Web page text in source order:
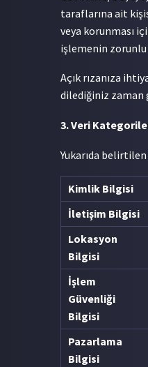
taraflarına ait
veya korunması
işlemenin zorunlu
Açık rızanıza
dilediğiniz zaman
3. Veri
Yukarıda
Kimlik Bilgisi
İletişim Bilgisi
Lokasyon
Bilgisi
İşlem
Güvenliği
Bilgisi
Pazarlama
Bilgisi